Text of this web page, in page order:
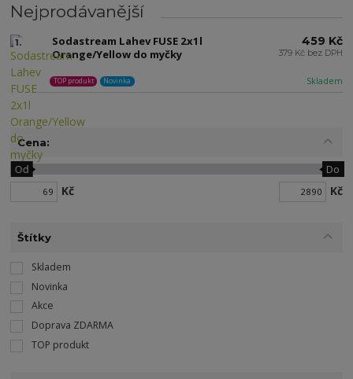
Nejprodávanější
1.
Sodastream Lahev FUSE 2x1l
Orange/Yellow do myčky
Skladem
TOP produkt Novinka
459 Kč
379 Kč bez DPH
Cena:
Kč
Od Do
Kč
Štítky
Skladem
Novinka
Akce
Doprava ZDARMA
TOP produkt